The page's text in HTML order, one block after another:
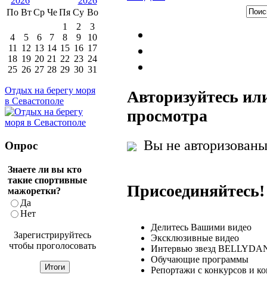
Авторизуйтесь
просмотра
Вы не
Присоединяйтесь!
Делитесь Вашими видео
Эксклюзивные видео
Интервью звезд
Обучающие программы
Репортажи с конкурсов и
По Вт Ср Че Пя Су Во
1
2
3
4
5 6 7 8 9
10
11 12 13 14 15 16 17
18 19 20 21 22 23 24
25 26 27 28 29 30 31
Отдых на берегу моря
в Севастополе
Опрос
Знаете ли вы кто
такие спортивные
мажоретки?
Да
Нет
Зарегистрируйтесь
чтобы проголосовать